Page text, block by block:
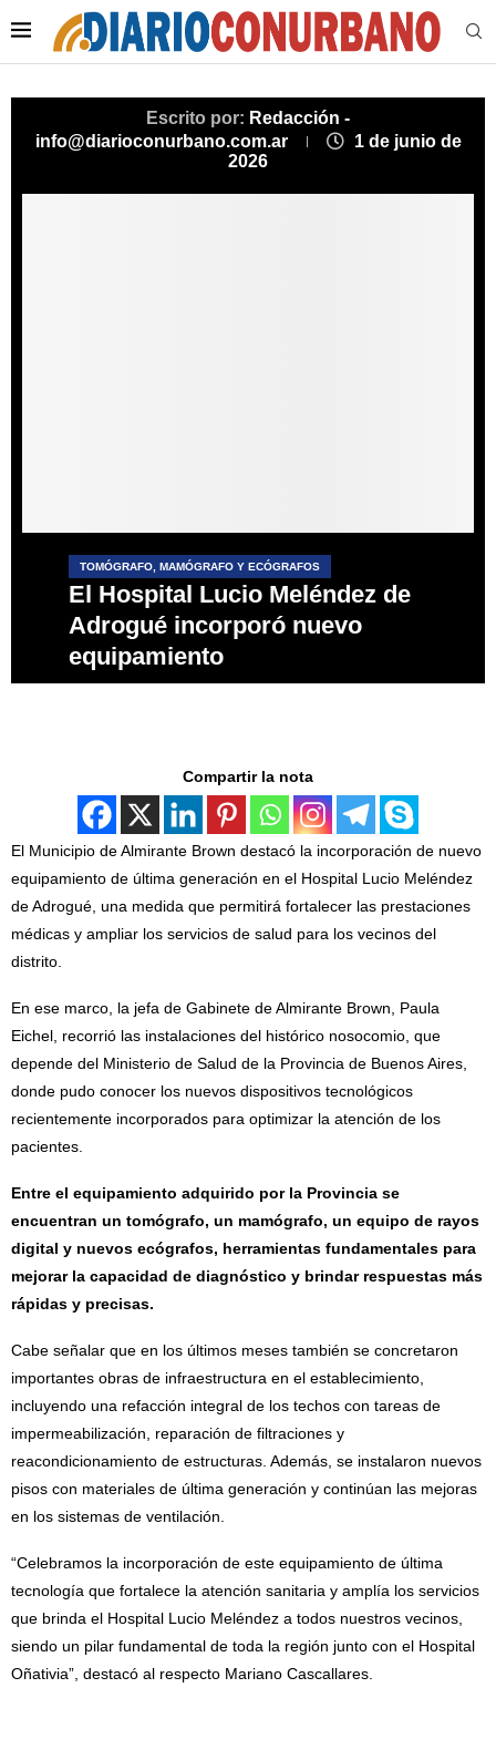
Escrito por: Redacción -
info@diarioconurbano.com.ar
1 de junio de
2026
TOMÓGRAFO, MAMÓGRAFO Y ECÓGRAFOS
El Hospital Lucio Meléndez de
Adrogué incorporó nuevo
equipamiento
Compartir la nota
El Municipio de Almirante Brown destacó la incorporación de nuevo
equipamiento de última generación en el Hospital Lucio Meléndez
de Adrogué, una medida que permitirá fortalecer las prestaciones
médicas y ampliar los servicios de salud para los vecinos del
distrito.
En ese marco, la jefa de Gabinete de Almirante Brown, Paula
Eichel, recorrió las instalaciones del histórico nosocomio, que
depende del Ministerio de Salud de la Provincia de Buenos Aires,
donde pudo conocer los nuevos dispositivos tecnológicos
recientemente incorporados para optimizar la atención de los
pacientes.
Entre el equipamiento adquirido por la Provincia se
encuentran un tomógrafo, un mamógrafo, un equipo de rayos
digital y nuevos ecógrafos, herramientas fundamentales para
mejorar la capacidad de diagnóstico y brindar respuestas más
rápidas y precisas.
Cabe señalar que en los últimos meses también se concretaron
importantes obras de infraestructura en el establecimiento,
incluyendo una refacción integral de los techos con tareas de
impermeabilización, reparación de filtraciones y
reacondicionamiento de estructuras. Además, se instalaron nuevos
pisos con materiales de última generación y continúan las mejoras
en los sistemas de ventilación.
“Celebramos la incorporación de este equipamiento de última
tecnología que fortalece la atención sanitaria y amplía los servicios
que brinda el Hospital Lucio Meléndez a todos nuestros vecinos,
siendo un pilar fundamental de toda la región junto con el Hospital
Oñativia”, destacó al respecto Mariano Cascallares.